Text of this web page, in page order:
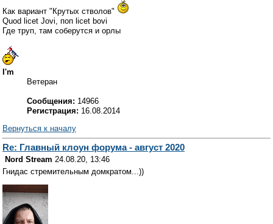
Как вариант "Крутых стволов"
Quod licet Jovi, поп licet bovi
Где труп, там соберутся и орлы
I'm
Ветеран
Сообщения: 14966
Регистрация: 16.08.2014
Вернуться к началу
Re: Главный клоун форума - август 2020
Nord Stream 24.08.20, 13:46
Гнидас стремительным домкратом...))